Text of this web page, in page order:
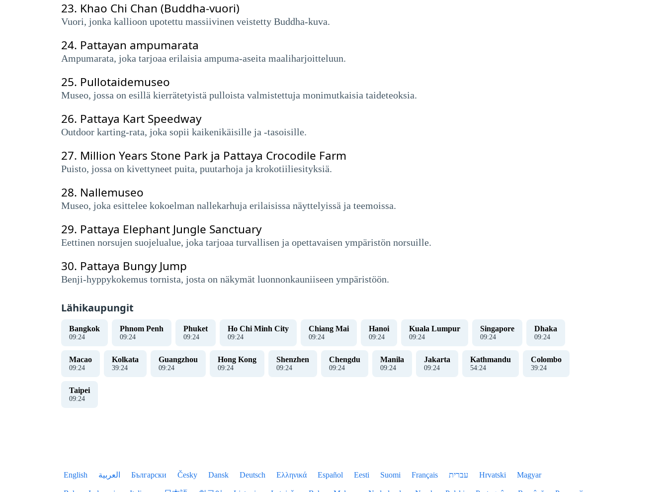
23. Khao Chi Chan (Buddha-vuori)
Vuori, jonka kallioon upotettu massiivinen veistetty Buddha-kuva.
24. Pattayan ampumarata
Ampumarata, joka tarjoaa erilaisia ​​ampuma-aseita maaliharjoitteluun.
25. Pullotaidemuseo
Museo, jossa on esillä kierrätetyistä pulloista valmistettuja monimutkaisia ​​taideteoksia.
26. Pattaya Kart Speedway
Outdoor karting-rata, joka sopii kaikenikäisille ja -tasoisille.
27. Million Years Stone Park ja Pattaya Crocodile Farm
Puisto, jossa on kivettyneet puita, puutarhoja ja krokotiiliesityksiä.
28. Nallemuseo
Museo, joka esittelee kokoelman nallekarhuja erilaisissa näyttelyissä ja teemoissa.
29. Pattaya Elephant Jungle Sanctuary
Eettinen norsujen suojelualue, joka tarjoaa turvallisen ja opettavaisen ympäristön norsuille.
30. Pattaya Bungy Jump
Benji-hyppykokemus tornista, josta on näkymät luonnonkauniiseen ympäristöön.
Lähikaupungit
Bangkok
09:24
Phnom Penh
09:24
Phuket
09:24
Ho Chi Minh City
09:24
Chiang Mai
09:24
Hanoi
09:24
Kuala Lumpur
09:24
Singapore
09:24
Dhaka
09:24
Macao
09:24
Kolkata
39:24
Guangzhou
09:24
Hong Kong
09:24
Shenzhen
09:24
Chengdu
09:24
Manila
09:24
Jakarta
09:24
Kathmandu
54:24
Colombo
39:24
Taipei
09:24
English العربية Български Česky Dansk Deutsch Ελληνικά Español Eesti Suomi Français עברית Hrvatski Magyar